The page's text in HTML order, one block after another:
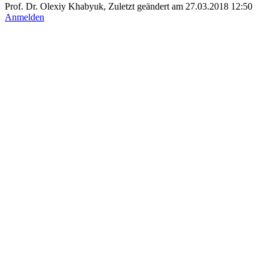
Prof. Dr. Olexiy Khabyuk, Zuletzt geändert am 27.03.2018 12:50
Anmelden